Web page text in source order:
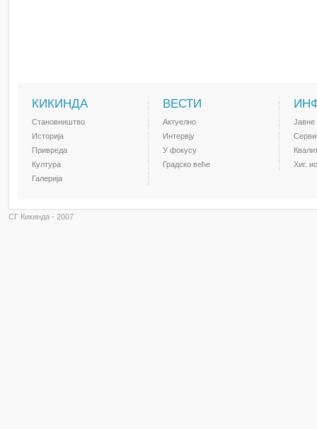
КИКИНДА
Становништво
Историја
Привреда
Култура
Галерија
ВЕСТИ
Актуелно
Интервју
У фокусу
Градско веће
Јавне
Хиг.
СГ Кикинда - 2007